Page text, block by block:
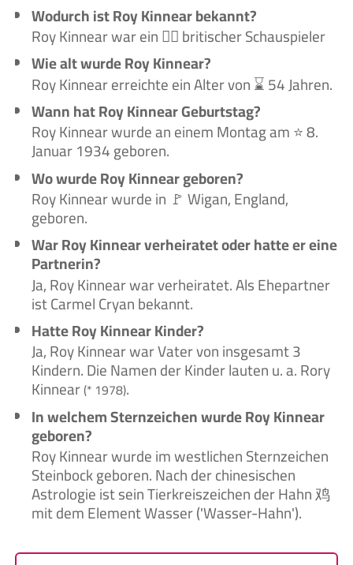
Wodurch ist Roy Kinnear bekannt?
Roy Kinnear war ein 🙋‍♂️ britischer Schauspieler
Wie alt wurde Roy Kinnear?
Roy Kinnear erreichte ein Alter von ⌛ 54 Jahren.
Wann hat Roy Kinnear Geburtstag?
Roy Kinnear wurde an einem Montag am ⭐ 8.
Januar 1934 geboren.
Wo wurde Roy Kinnear geboren?
Roy Kinnear wurde in 🚩 Wigan, England,
geboren.
War Roy Kinnear verheiratet oder hatte er eine
Partnerin?
Ja, Roy Kinnear war verheiratet. Als Ehepartner
ist Carmel Cryan bekannt.
Hatte Roy Kinnear Kinder?
Ja, Roy Kinnear war Vater von insgesamt 3
Kindern. Die Namen der Kinder lauten u. a. Rory
Kinnear(* 1978).
In welchem Sternzeichen wurde Roy Kinnear
geboren?
Roy Kinnear wurde im westlichen Sternzeichen
Steinbock geboren. Nach der chinesischen
Astrologie ist sein Tierkreiszeichen der Hahn 鸡
mit dem Element Wasser ('Wasser-Hahn').